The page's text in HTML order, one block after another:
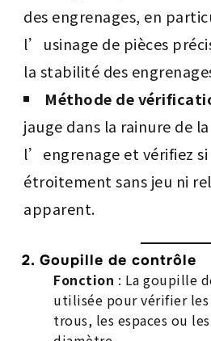
des engrenages, en
l’usinage de pièces
la stabilité des
Méthode de
jauge dans la rainure de
l’engrenage et vérifiez
étroitement sans jeu ni
apparent.
2. Goupille de contrôle
Fonction : La goupille
utilisée pour vérifier
trous, les espaces ou